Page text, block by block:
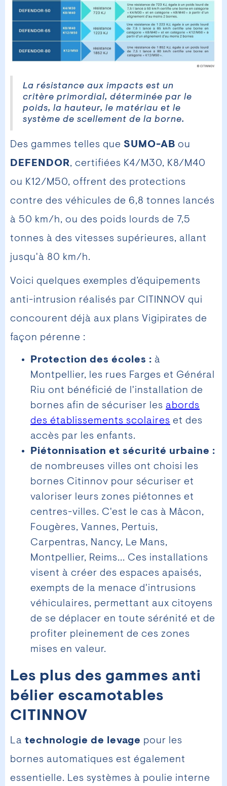
La résistance aux impacts est un
critère primordial, déterminée par le
poids, la hauteur, le matériau et le
système de scellement de la borne.
Des gammes telles que SUMO-AB ou
DEFENDOR, certifiées K4/M30, K8/M40
ou K12/M50, offrent des protections
contre des véhicules de 6,8 tonnes lancés
à 50 km/h, ou des poids lourds de 7,5
tonnes à des vitesses supérieures, allant
jusqu'à 80 km/h.
Voici quelques exemples d’équipements
anti-intrusion réalisés par CITINNOV qui
concourent déjà aux plans Vigipirates de
façon pérenne :
Protection des écoles : à
Montpellier, les rues Farges et Général
Riu ont bénéficié de l'installation de
bornes afin de sécuriser les abords
des établissements scolaires et des
accès par les enfants.
Piétonnisation et sécurité urbaine :
de nombreuses villes ont choisi les
bornes Citinnov pour sécuriser et
valoriser leurs zones piétonnes et
centres-villes. C'est le cas à Mâcon,
Fougères, Vannes, Pertuis,
Carpentras, Nancy, Le Mans,
Montpellier, Reims... Ces installations
visent à créer des espaces apaisés,
exempts de la menace d'intrusions
véhiculaires, permettant aux citoyens
de se déplacer en toute sérénité et de
profiter pleinement de ces zones
mises en valeur.
Les plus des gammes anti
bélier escamotables
CITINNOV
La technologie de levage pour les
bornes automatiques est également
essentielle. Les systèmes à poulie interne